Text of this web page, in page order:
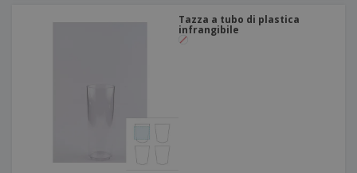
Tazza a tubo di plastica
infrangibile